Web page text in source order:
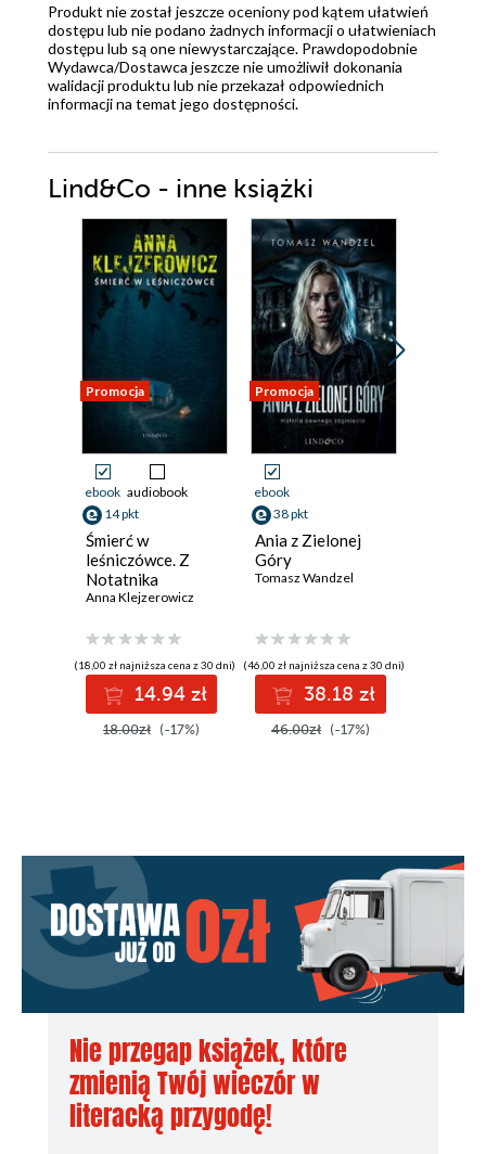
Produkt nie został jeszcze oceniony pod kątem ułatwień
dostępu lub nie podano żadnych informacji o ułatwieniach
dostępu lub są one niewystarczające. Prawdopodobnie
Wydawca/Dostawca jeszcze nie umożliwił dokonania
walidacji produktu lub nie przekazał odpowiednich
informacji na temat jego dostępności.
Lind&Co - inne książki
Promocja
ebook audiobook
14 pkt
Śmierć w
leśniczówce. Z
Notatnika
Podcastera
Tom 3
Anna Klejzerowicz
(18,00 zł najniższa cena z 30 dni)
14.94 zł
18.00zł (-17%)
Promocja
ebook
38 pkt
Ania z Zielonej
Góry
Tomasz Wandzel
(46,00 zł najniższa cena z 30 dni)
38.18 zł
46.00zł (-17%)
Nie przegap książek, które
zmienią Twój wieczór w
literacką przygodę!